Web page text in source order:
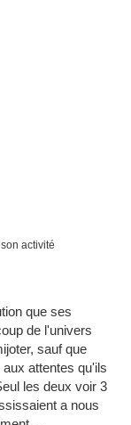
activité
que ses
de l'univers
sauf que
attentes qu'ils
les deux voir 3
a nous